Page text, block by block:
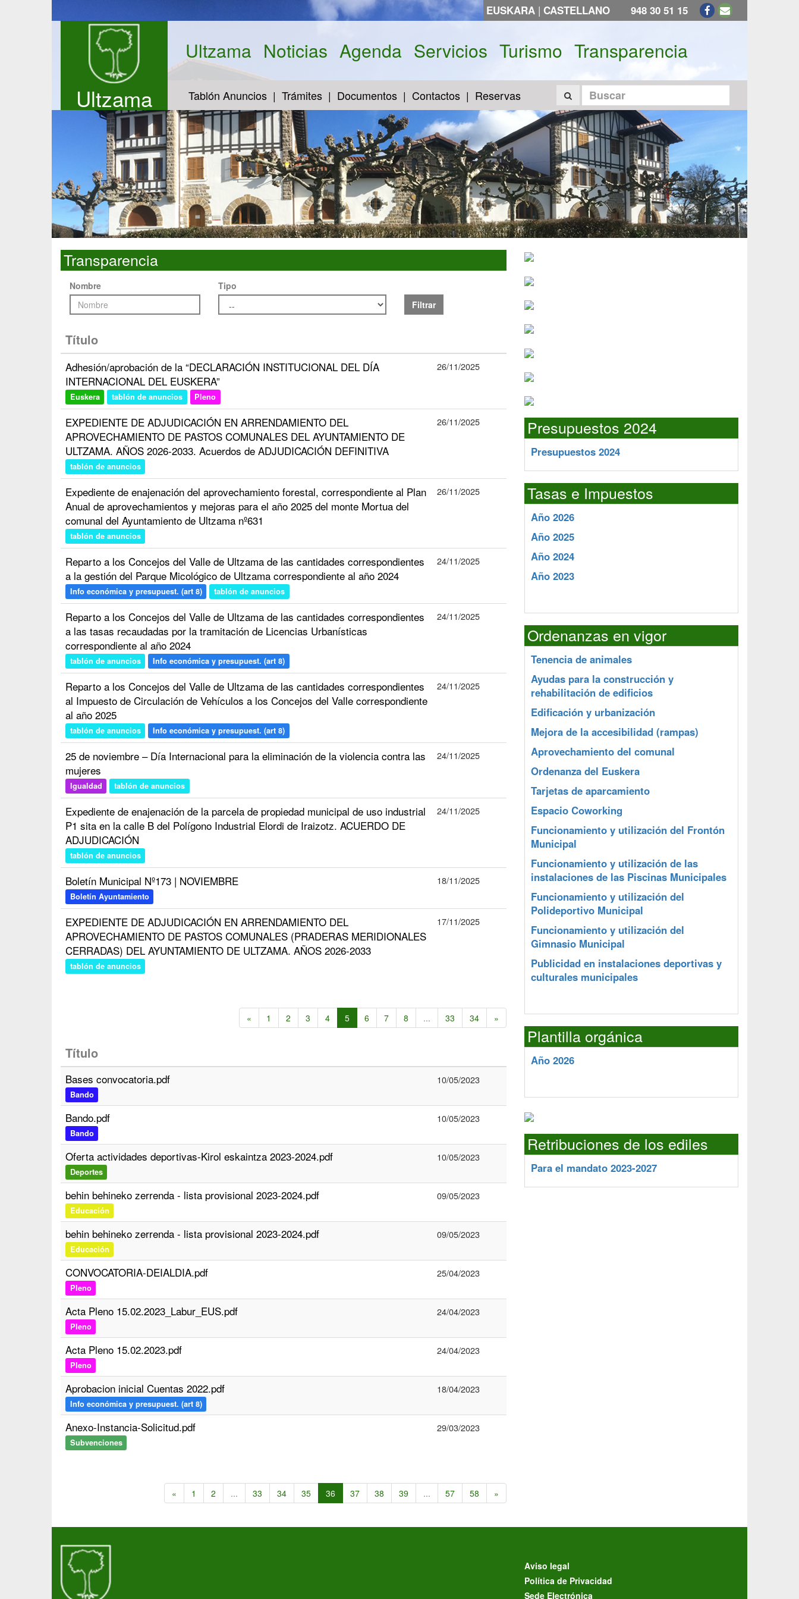
EUSKARA | CASTELLANO 948 30 51 15
Ultzama
Ultzama Noticias Agenda Servicios Turismo Transparencia
Tablón Anuncios Trámites Documentos Contactos Reservas
Transparencia
Nombre
Tipo
Filtrar
Título
Adhesión/aprobación de la “DECLARACIÓN INSTITUCIONAL DEL DÍA
INTERNACIONAL DEL EUSKERA”
Euskera tablón de anuncios Pleno
26/11/2025
EXPEDIENTE DE ADJUDICACIÓN EN ARRENDAMIENTO DEL
APROVECHAMIENTO DE PASTOS COMUNALES DEL AYUNTAMIENTO DE
ULTZAMA. AÑOS 2026-2033. Acuerdos de ADJUDICACIÓN DEFINITIVA
tablón de anuncios
26/11/2025
Expediente de enajenación del aprovechamiento forestal, correspondiente al Plan
Anual de aprovechamientos y mejoras para el año 2025 del monte Mortua del
comunal del Ayuntamiento de Ultzama nº631
tablón de anuncios
26/11/2025
Reparto a los Concejos del Valle de Ultzama de las cantidades correspondientes
a la gestión del Parque Micológico de Ultzama correspondiente al año 2024
Info económica y presupuest. (art 8) tablón de anuncios
24/11/2025
Reparto a los Concejos del Valle de Ultzama de las cantidades correspondientes
a las tasas recaudadas por la tramitación de Licencias Urbanísticas
correspondiente al año 2024
tablón de anuncios Info económica y presupuest. (art 8)
24/11/2025
Reparto a los Concejos del Valle de Ultzama de las cantidades correspondientes
al Impuesto de Circulación de Vehículos a los Concejos del Valle correspondiente
al año 2025
tablón de anuncios Info económica y presupuest. (art 8)
24/11/2025
25 de noviembre – Día Internacional para la eliminación de la violencia contra las
mujeres
Igualdad tablón de anuncios
24/11/2025
Expediente de enajenación de la parcela de propiedad municipal de uso industrial
P1 sita en la calle B del Polígono Industrial Elordi de Iraizotz. ACUERDO DE
ADJUDICACIÓN
tablón de anuncios
24/11/2025
Boletín Municipal Nº173 | NOVIEMBRE
Boletín Ayuntamiento
18/11/2025
EXPEDIENTE DE ADJUDICACIÓN EN ARRENDAMIENTO DEL
APROVECHAMIENTO DE PASTOS COMUNALES (PRADERAS MERIDIONALES
CERRADAS) DEL AYUNTAMIENTO DE ULTZAMA. AÑOS 2026-2033
tablón de anuncios
17/11/2025
« 1 2 3 4 5 6 7 8 ... 33 34 »
Título
Bases convocatoria.pdf
Bando
10/05/2023
Bando.pdf
Bando
10/05/2023
Oferta actividades deportivas-Kirol eskaintza 2023-2024.pdf
Deportes
10/05/2023
behin behineko zerrenda - lista provisional 2023-2024.pdf
Educación
09/05/2023
behin behineko zerrenda - lista provisional 2023-2024.pdf
Educación
09/05/2023
CONVOCATORIA-DEIALDIA.pdf
Pleno
25/04/2023
Acta Pleno 15.02.2023_Labur_EUS.pdf
Pleno
24/04/2023
Acta Pleno 15.02.2023.pdf
Pleno
24/04/2023
Aprobacion inicial Cuentas 2022.pdf
Info económica y presupuest. (art 8)
18/04/2023
Anexo-Instancia-Solicitud.pdf
Subvenciones
29/03/2023
« 1 2 ... 33 34 35 36 37 38 39 ... 57 58 »
Presupuestos 2024
Presupuestos 2024
Tasas e Impuestos
Año 2026
Año 2025
Año 2024
Año 2023
Ordenanzas en vigor
Tenencia de animales
Ayudas para la construcción y
rehabilitación de edificios
Edificación y urbanización
Mejora de la accesibilidad (rampas)
Aprovechamiento del comunal
Ordenanza del Euskera
Tarjetas de aparcamiento
Espacio Coworking
Funcionamiento y utilización del Frontón
Municipal
Funcionamiento y utilización de las
instalaciones de las Piscinas Municipales
Funcionamiento y utilización del
Polideportivo Municipal
Funcionamiento y utilización del
Gimnasio Municipal
Publicidad en instalaciones deportivas y
culturales municipales
Plantilla orgánica
Año 2026
Retribuciones de los ediles
Para el mandato 2023-2027
Aviso legal
Política de Privacidad
Sede Electrónica